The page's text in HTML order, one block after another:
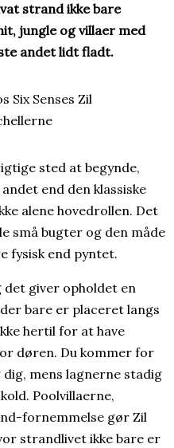
strand ikke bare
jungle og villaer med
andet lidt fladt.
sted at begynde,
end den klassiske
alene hovedrollen. Det
små bugter og den måde
fysisk end pyntet.
giver opholdet en
bare er placeret langs
hertil for at have
døren. Du kommer for
mens lagnerne stadig
Poolvillaerne,
fornemmelse gør Zil
strandlivet ikke bare er